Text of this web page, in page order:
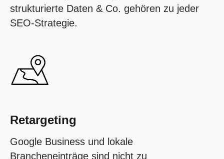
strukturierte Daten & Co. gehören zu jeder
SEO-Strategie.
Retargeting
Google Business und lokale
Brancheneinträge sind nicht zu